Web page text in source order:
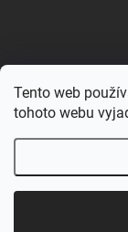
Tento web
tohoto webu